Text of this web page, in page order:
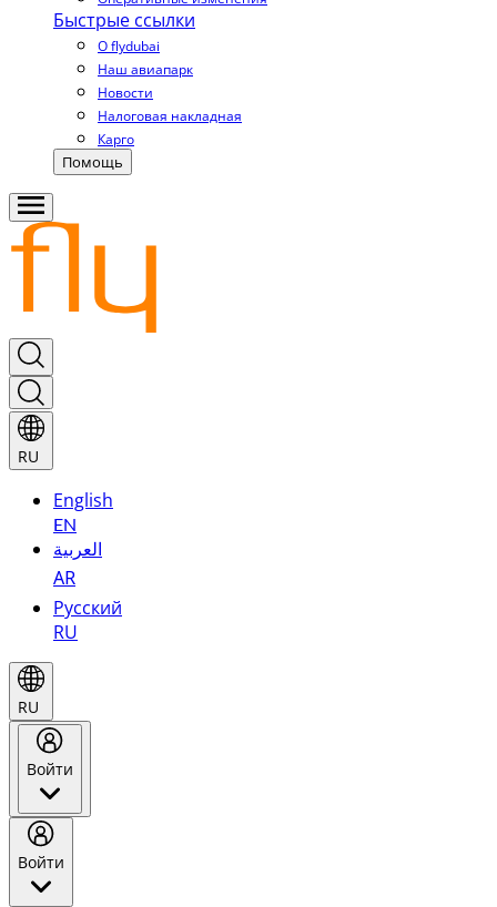
Быстрые ссылки
О flydubai
Наш авиапарк
Новости
Налоговая накладная
Карго
Помощь
RU
English
EN
العربية
AR
Русский
RU
RU
Войти
Войти